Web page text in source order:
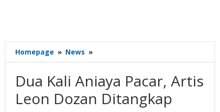
Homepage » News »
Kali
Pacar,
Artis
Leon
Dua Kali Aniaya Pacar, Artis
Leon Dozan Ditangkap